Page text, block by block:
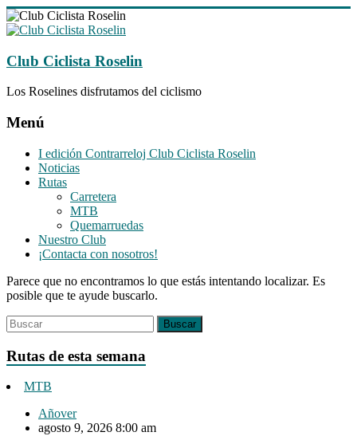
Saltar
al
Club Ciclista Roselin
Los Roselines disfrutamos del ciclismo
Menú
I edición Contrarreloj Club Ciclista Roselin
Noticias
Rutas
Carretera
MTB
Quemarruedas
Nuestro Club
¡Contacta con nosotros!
Parece que no encontramos lo que estás intentando localizar. Es
posible que te ayude buscarlo.
Rutas de esta semana
MTB
Añover
agosto 9, 2026 8:00 am